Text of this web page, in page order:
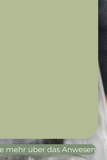
mehr über das Anwesen